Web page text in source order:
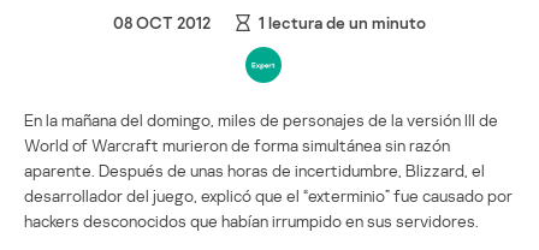
08 OCT 2012 1 lectura de un minuto
En la mañana del domingo, miles de personajes de la versión III de
World of Warcraft murieron de forma simultánea sin razón
aparente. Después de unas horas de incertidumbre, Blizzard, el
desarrollador del juego, explicó que el “exterminio” fue causado por
hackers desconocidos que habían irrumpido en sus servidores.